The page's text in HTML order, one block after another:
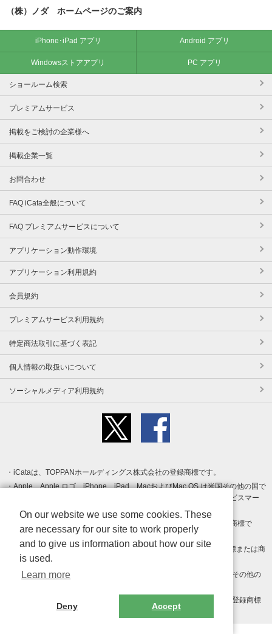
（株）ノダ ホームページのご案内
iPhone･iPad アプリ Android アプリ
Windowsストアアプリ PC アプリ
ショールーム検索
プレミアムサービス
掲載をご検討の企業様へ
掲載企業一覧
お問合わせ
FAQ iCata全般について
FAQ プレミアムサービスについて
アプリケーション動作環境
アプリケーション利用規約
会員規約
プレミアムサービス利用規約
特定商法取引に基づく表記
個人情報の取扱いについて
ソーシャルメディア利用規約
iCataは、TOPPANホールディングス株式会社の登録商標です。
Apple、Apple ロゴ、iPhone、iPad、MacおよびMac OS は米国その他の国で
登録された Apple Inc. の商標です。App Store は Apple Inc. のサービスマー
クです。
Android、Google Play および Google Play ロゴ は Google LLC の商標で
す。
Windows は Microsoft Inc.の米国およびその他の国における登録商標または商
標です。
Adobe、Adobe Reader、Adobe PDF は、Adobe Inc.の米国およびその他の
その他、記載されている会社名、商品名、ロゴは各社の商標または登録商標
On our website we use some cookies. These
are necessary for our site to work properly
and to give us information about how our site
is used.
Learn more
Deny Accept